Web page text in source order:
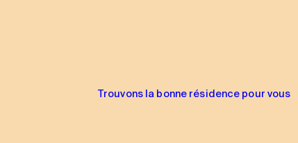
Trouvons la bonne résidence pour vous